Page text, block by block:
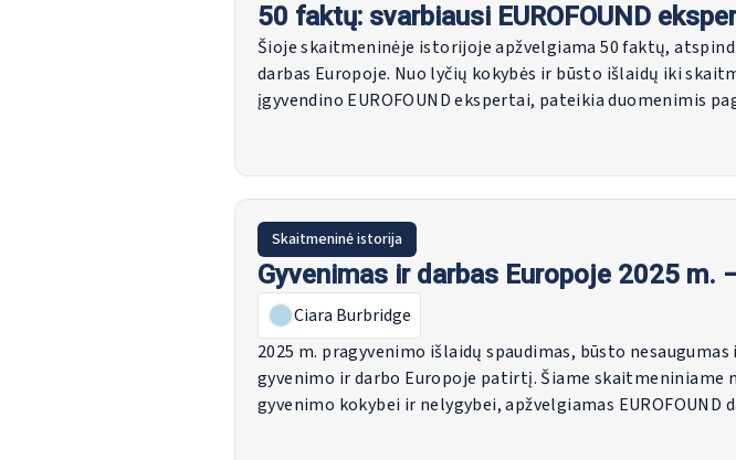
50 faktų: svarbiausi EUROFOUND
Šioje skaitmeninėje istorijoje apžvelgiama 50 faktų,
darbas Europoje. Nuo lyčių kokybės ir būsto išlaidų iki
įgyvendino EUROFOUND ekspertai, pateikia duomenimis
Skaitmeninė istorija
Gyvenimas ir darbas Europoje 2025 m.
Ciara Burbridge
2025 m. pragyvenimo išlaidų spaudimas, būsto
gyvenimo ir darbo Europoje patirtį. Šiame skaitmeniniame
gyvenimo kokybei ir nelygybei, apžvelgiamas EUROFOUND